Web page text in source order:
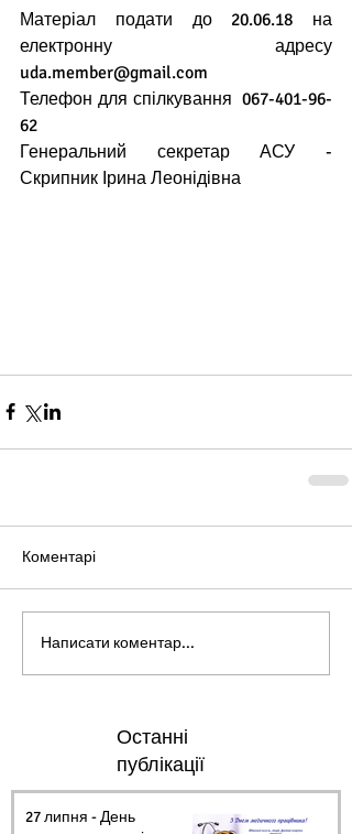
Матеріал подати до 20.06.18 на
електронну адресу
uda.member@gmail.com
Телефон для спілкування  067-401-96-
62
Генеральний секретар АСУ -
Скрипник Ірина Леонідівна
Коментарі
Написати коментар...
Останні
публікації
27 липня - День